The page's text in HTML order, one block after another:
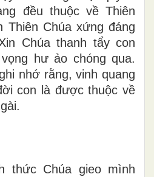
đều thuộc về Thiên
Thiên Chúa xứng đáng
Chúa thanh tẩy con
hư ảo chóng qua.
nhớ rằng, vinh quang
con là được thuộc về
thức Chúa gieo mình